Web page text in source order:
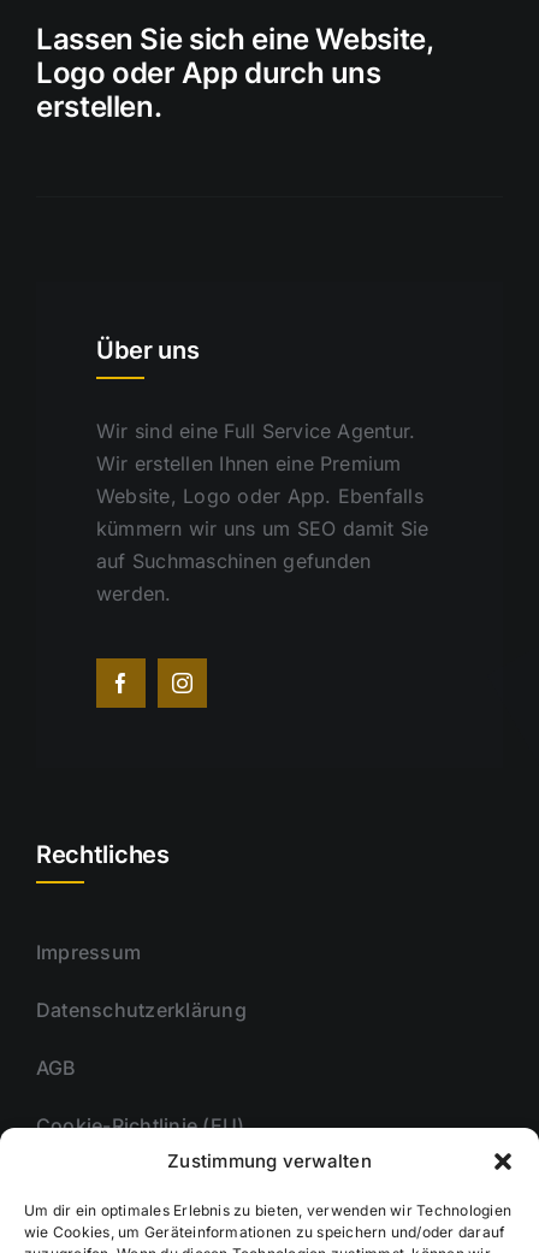
Zustimmung verwalten
Um dir ein optimales Erlebnis zu bieten, verwenden wir Technologien
wie Cookies, um Geräteinformationen zu speichern und/oder darauf
Lassen Sie sich eine Website,
Logo oder App durch uns
erstellen.
Über uns
Wir sind eine Full Service Agentur.
Wir erstellen Ihnen eine Premium
Website, Logo oder App. Ebenfalls
kümmern wir uns um SEO damit Sie
auf Suchmaschinen gefunden
werden.
Rechtliches
Impressum
Datenschutzerklärung
AGB
Cookie-Richtlinie (EU)
Unternehmmen